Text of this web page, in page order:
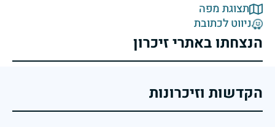
תצוגת מפה
ניווט לכתובת
הנצחתו באתרי זיכרון
הקדשות וזיכרונות